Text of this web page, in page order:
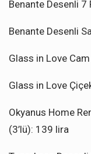
Benante Desenli
Benante Desenli
Glass in Love Cam
Glass in Love
Okyanus Home
(3’lü): 139 lira